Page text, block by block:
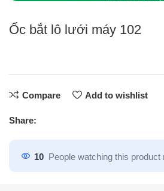
Ốc bắt lô lưới máy 102
Compare Add to wishlist
Share:
10 People watching this product